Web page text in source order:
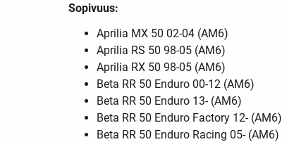
Sopivuus:
Aprilia MX 50 02-04 (AM6)
Aprilia RS 50 98-05 (AM6)
Aprilia RX 50 98-05 (AM6)
Beta RR 50 Enduro 00-12 (AM6)
Beta RR 50 Enduro 13- (AM6)
Beta RR 50 Enduro Factory 12- (AM6)
Beta RR 50 Enduro Racing 05- (AM6)